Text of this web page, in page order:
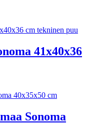
41x40x36
Sonoma